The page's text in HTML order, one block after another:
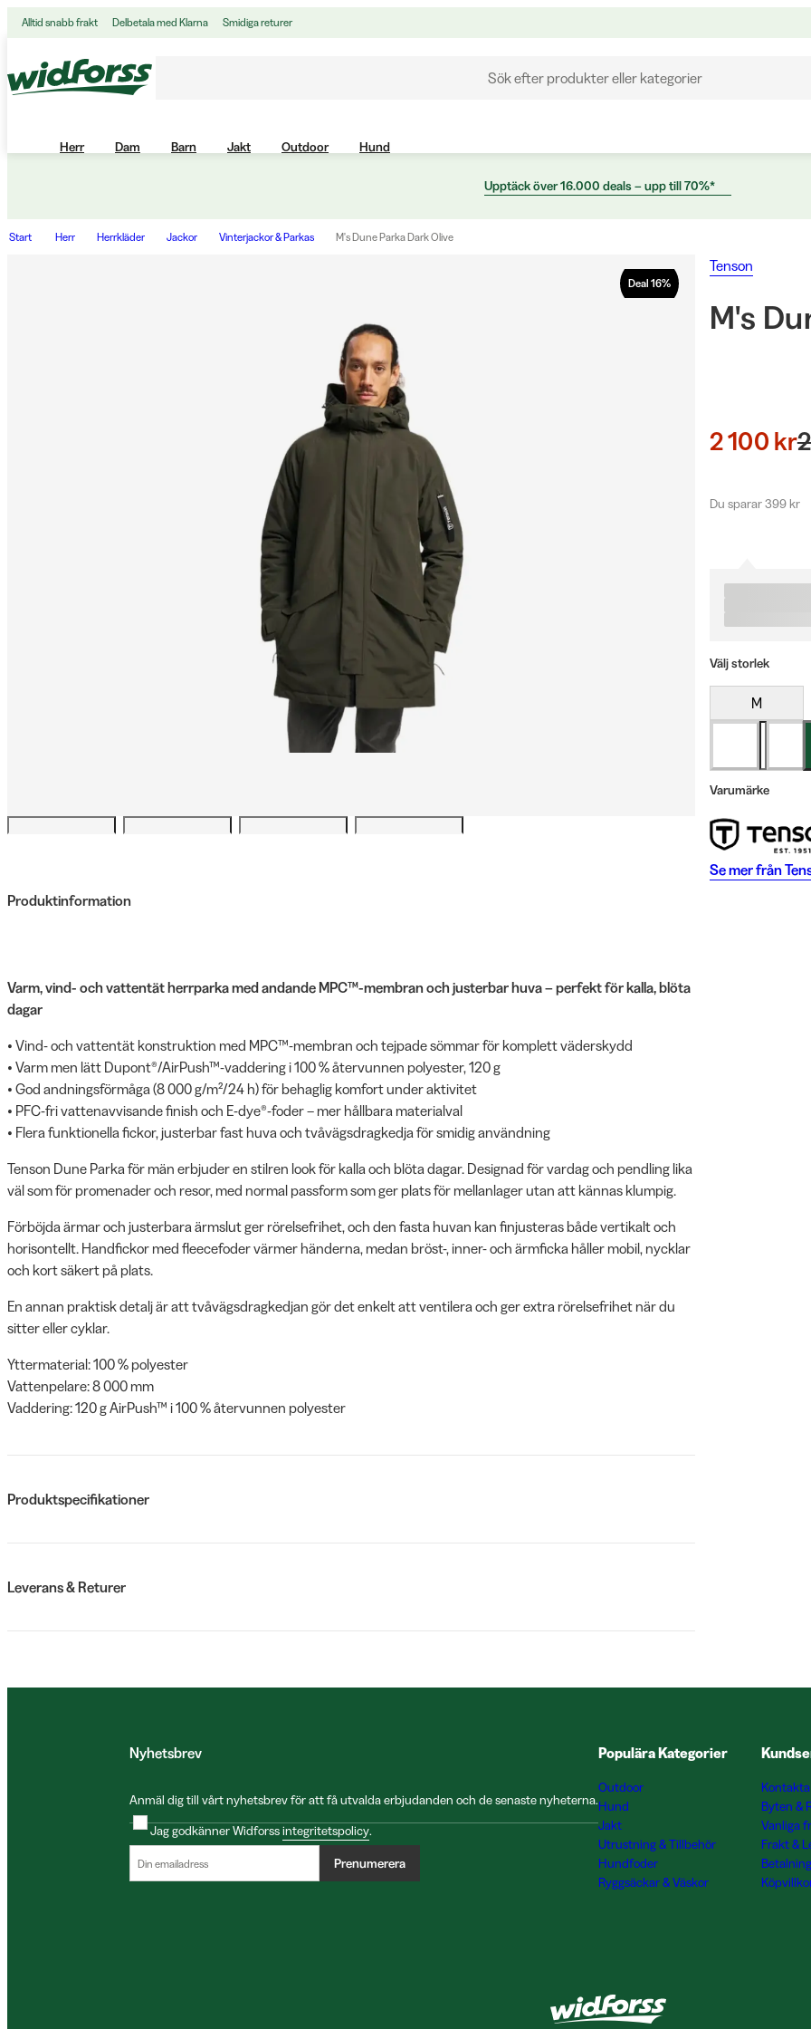
Alltid snabb frakt Delbetala med Klarna Smidiga returer
Sök efter produkter eller kategorier
Herr Dam Barn Jakt Outdoor Hund
Upptäck över 16.000 deals – upp till 70%*
Start Herr Herrkläder Jackor Vinterjackor & Parkas M's Dune Parka Dark Olive
Deal 16%
Produktinformation
Varm, vind- och vattentät herrparka med andande MPC™-membran och justerbar huva – perfekt för kalla, blöta
dagar
• Vind- och vattentät konstruktion med MPC™-membran och tejpade sömmar för komplett väderskydd
• Varm men lätt Dupont®/AirPush™-vaddering i 100 % återvunnen polyester, 120 g
• God andningsförmåga (8 000 g/m²/24 h) för behaglig komfort under aktivitet
• PFC-fri vattenavvisande finish och E-dye®-foder – mer hållbara materialval
• Flera funktionella fickor, justerbar fast huva och tvåvägsdragkedja för smidig användning
Tenson Dune Parka för män erbjuder en stilren look för kalla och blöta dagar. Designad för vardag och pendling lika
väl som för promenader och resor, med normal passform som ger plats för mellanlager utan att kännas klumpig.
Förböjda ärmar och justerbara ärmslut ger rörelsefrihet, och den fasta huvan kan finjusteras både vertikalt och
horisontellt. Handfickor med fleecefoder värmer händerna, medan bröst-, inner- och ärmficka håller mobil, nycklar
och kort säkert på plats.
En annan praktisk detalj är att tvåvägsdragkedjan gör det enkelt att ventilera och ger extra rörelsefrihet när du
sitter eller cyklar.
Yttermaterial: 100 % polyester
Vattenpelare: 8 000 mm
Vaddering: 120 g AirPush™ i 100 % återvunnen polyester
Produktspecifikationer
Leverans & Returer
Tenson
M's
2 100 kr
Du sparar 399 kr
Välj storlek
M
Varumärke
Se mer från
Nyhetsbrev
Anmäl dig till vårt nyhetsbrev för att få utvalda erbjudanden och de senaste nyheterna.
Jag godkänner Widforssintegritetspolicy.
Prenumerera
Populära Kategorier
Outdoor
Hund
Jakt
Utrustning & Tillbehör
Hundfoder
Ryggsäckar & Väskor
Byten &
Vanliga
Frakt &
Betalning